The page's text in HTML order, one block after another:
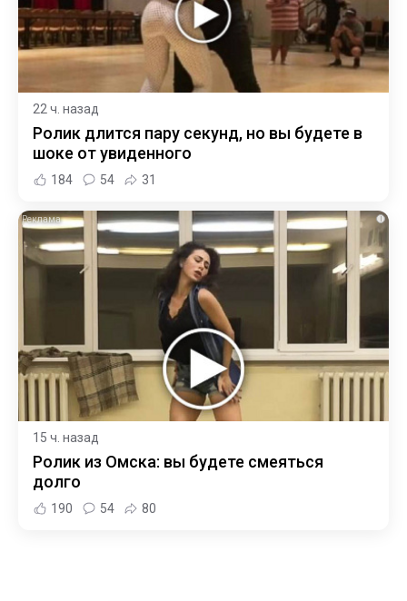
22 ч. назад
Ролик длится пару секунд, но вы будете в
шоке от увиденного
184 54 31
i
15 ч. назад
Ролик из Омска: вы будете смеяться
долго
190 54 80